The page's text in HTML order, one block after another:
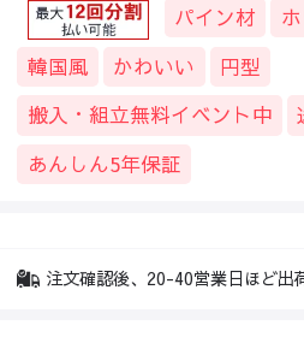
パイン材
韓国風
かわいい
円型
搬入・組立無料イベント中
あんしん5年保証
注文確認後、20-40営業日ほど出